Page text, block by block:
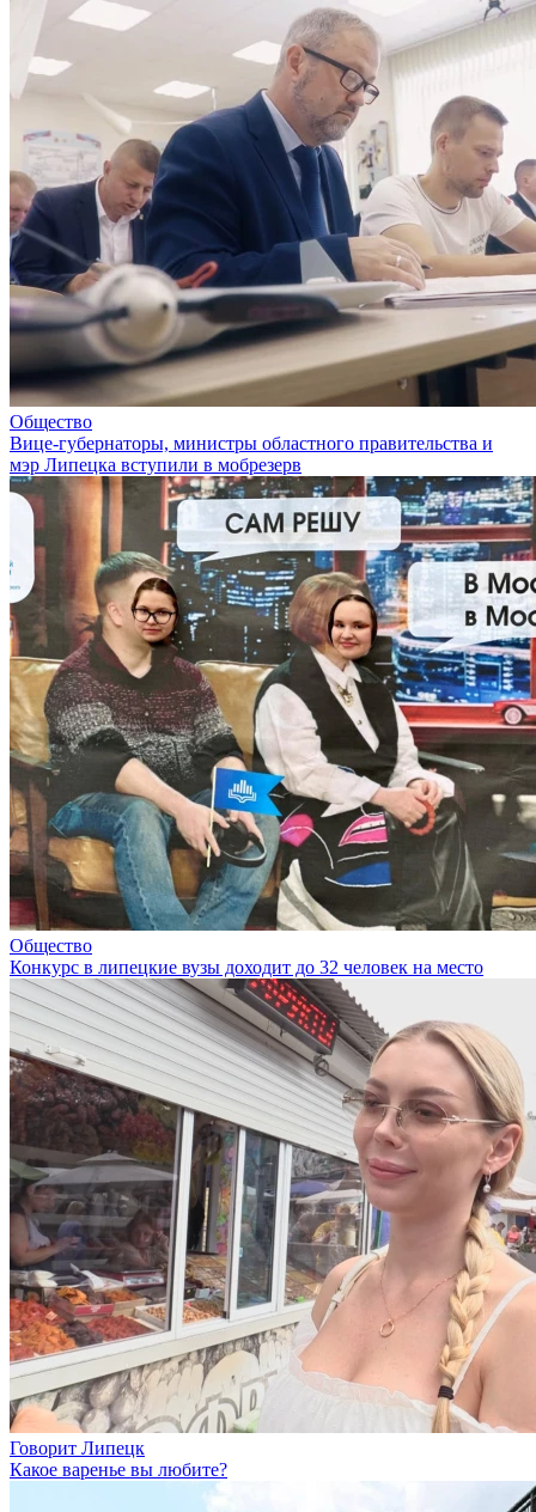
Общество
Вице-губернаторы, министры областного правительства и
мэр Липецка вступили в мобрезерв
Общество
Конкурс в липецкие вузы доходит до 32 человек на место
Говорит Липецк
Какое варенье вы любите?